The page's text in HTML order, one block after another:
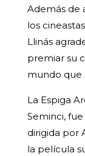
Además de
los
Llinás
premiar su
mundo que
La Espiga
Seminci,
dirigida por
la película